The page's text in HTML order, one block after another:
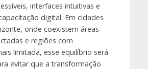
interfaces intuitivas e
digital. Em cidades
onde coexistem áreas
e regiões com
limitada, esse equilíbrio será
evitar que a transformação